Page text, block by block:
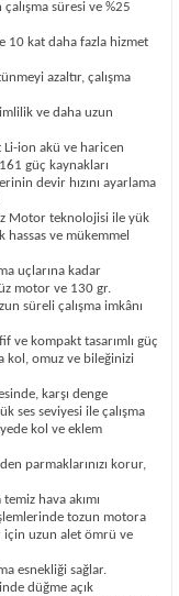
süresi ve %25
10 kat daha fazla hizmet
azaltır, çalışma
ve daha uzun
Li-ion akü ve haricen
güç kaynakları
devir hızını ayarlama
Motor teknolojisi ile yük
hassas ve mükemmel
uçlarına kadar
motor ve 130 gr.
süreli çalışma imkânı
ve kompakt tasarımlı güç
kol, omuz ve bileğinizi
karşı denge
ses seviyesi ile çalışma
kol ve eklem
parmaklarınızı korur,
hava akımı
tozun motora
için uzun alet ömrü ve
esnekliği sağlar.
düğme açık